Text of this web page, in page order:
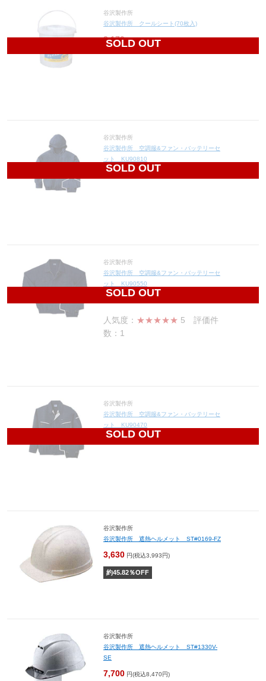
SOLD OUT
谷沢製作所
谷沢製作所 クールシート(70枚入)
3,170 円(税込3,487円)
SOLD OUT
谷沢製作所
谷沢製作所 空調服&ファン・バッテリーセ
ット KU90810
21,600
SOLD OUT
谷沢製作所
谷沢製作所 空調服&ファン・バッテリーセ
ット KU90550
19,100
人気度： ★★★★★ 5 評価件
数：1
SOLD OUT
谷沢製作所
谷沢製作所 空調服&ファン・バッテリーセ
ット KU90470
19,350
谷沢製作所
谷沢製作所 遮熱ヘルメット ST#0169-FZ
3,630 円(税込3,993円)
約45.82％OFF
谷沢製作所
谷沢製作所 遮熱ヘルメット ST#1330V-
SE
7,700 円(税込8,470円)